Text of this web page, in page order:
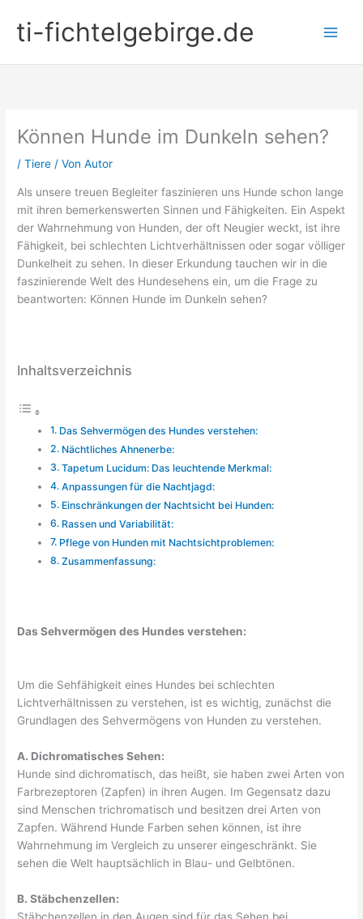
Inhalt
springenti-fichtelgebirge.de
Können Hunde im Dunkeln sehen?
/Tiere / VonAutor
Als unsere treuen Begleiter faszinieren uns Hunde schon lange
mit ihren bemerkenswerten Sinnen und Fähigkeiten. Ein Aspekt
der Wahrnehmung von Hunden, der oft Neugier weckt, ist ihre
Fähigkeit, bei schlechten Lichtverhältnissen oder sogar völliger
Dunkelheit zu sehen. In dieser Erkundung tauchen wir in die
faszinierende Welt des Hundesehens ein, um die Frage zu
beantworten: Können Hunde im Dunkeln sehen?
Inhaltsverzeichnis
Das Sehvermögen des Hundes verstehen:
Nächtliches Ahnenerbe:
Tapetum Lucidum: Das leuchtende Merkmal:
​Anpassungen für die Nachtjagd:
Einschränkungen der Nachtsicht bei Hunden:
Rassen und Variabilität:
Pflege von Hunden mit Nachtsichtproblemen:
Zusammenfassung:
Das Sehvermögen des Hundes verstehen:
Um die Sehfähigkeit eines Hundes bei schlechten
Lichtverhältnissen zu verstehen, ist es wichtig, zunächst die
Grundlagen des Sehvermögens von Hunden zu verstehen.
A. Dichromatisches Sehen:
Hunde sind dichromatisch, das heißt, sie haben zwei Arten von
Farbrezeptoren (Zapfen) in ihren Augen. Im Gegensatz dazu
sind Menschen trichromatisch und besitzen drei Arten von
Zapfen. Während Hunde Farben sehen können, ist ihre
Wahrnehmung im Vergleich zu unserer eingeschränkt. Sie
sehen die Welt hauptsächlich in Blau- und Gelbtönen.
B. Stäbchenzellen: